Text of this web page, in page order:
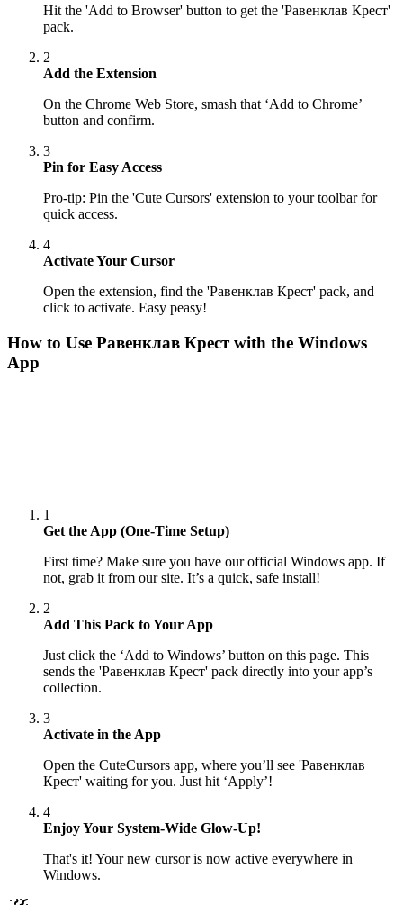
Hit the 'Add to Browser' button to get the 'Равенклав Крест'
pack.
2
Add the Extension
On the Chrome Web Store, smash that ‘Add to Chrome’
button and confirm.
3
Pin for Easy Access
Pro-tip: Pin the 'Cute Cursors' extension to your toolbar for
quick access.
4
Activate Your Cursor
Open the extension, find the 'Равенклав Крест' pack, and
click to activate. Easy peasy!
How to Use Равенклав Крестwith the Windows
App
1
Get the App (One-Time Setup)
First time? Make sure you have our official Windows app. If
not, grab it from our site. It’s a quick, safe install!
2
Add This Pack to Your App
Just click the ‘Add to Windows’ button on this page. This
sends the 'Равенклав Крест' pack directly into your app’s
collection.
3
Activate in the App
Open the CuteCursors app, where you’ll see 'Равенклав
Крест' waiting for you. Just hit ‘Apply’!
4
Enjoy Your System-Wide Glow-Up!
That's it! Your new cursor is now active everywhere in
Windows.